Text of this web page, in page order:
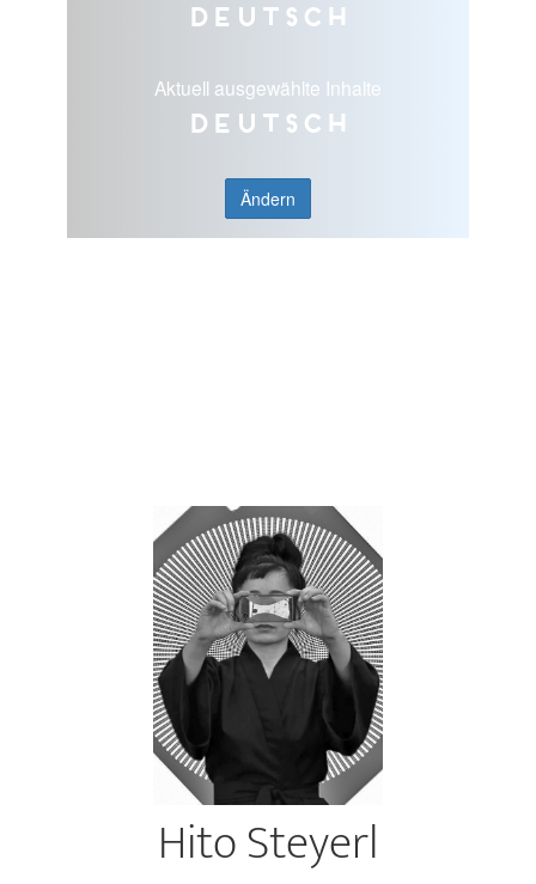
Deutsch
Aktuell ausgewählte Inhalte
Deutsch
Ändern
Hito Steyerl